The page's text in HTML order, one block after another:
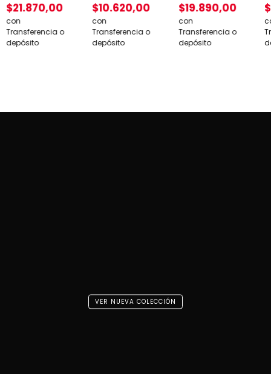
$21.870,00
con
Transferencia o
depósito
$10.620,00
con
Transferencia o
depósito
$19.890,00
con
Transferencia o
depósito
VER NUEVA COLECCIÓN